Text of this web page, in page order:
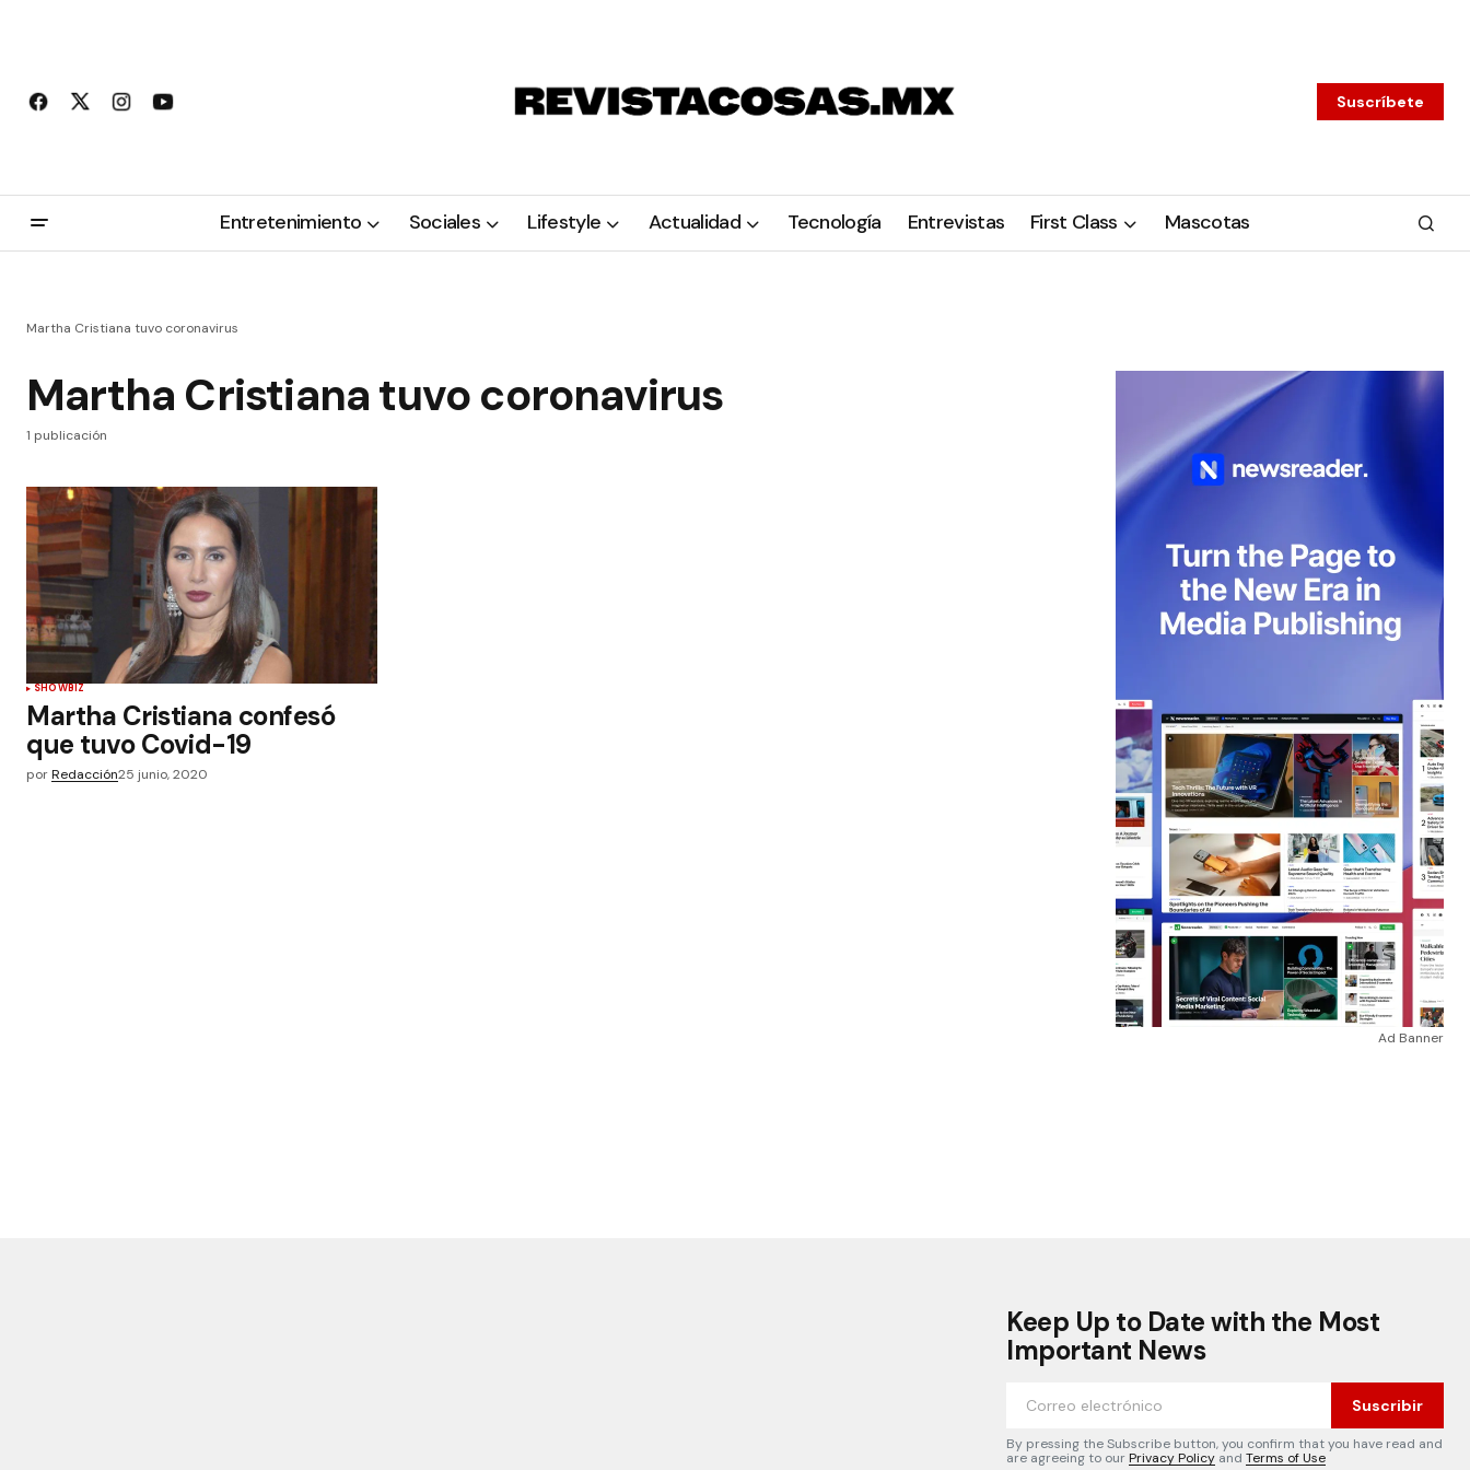
Suscríbete
Entretenimiento Sociales Lifestyle Actualidad Tecnología Entrevistas First Class Mascotas
Martha Cristiana tuvo coronavirus
Martha Cristiana tuvo coronavirus
1 publicación
SHOWBIZ
Martha Cristiana confesó
que tuvo Covid-19
porRedacción25 junio, 2020
Ad Banner
Keep Up to Date with the Most
Important News
Suscribir
By pressing the Subscribe button, you confirm that you have read and
are agreeing to ourPrivacy Policy and Terms of Use